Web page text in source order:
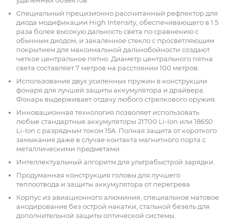
Специальный прецизионно рассчитанный рефлектор для
диода модификации High Intensity, обеспечивающего в 1.5
раза более высокую дальность света по сравнению с
обычным диодом, и закаленное стекло с просветляющим
покрытием для максимальной дальнобойности создают
четкое центральное пятно. Диаметр центрального пятна
света составляет 7 метров на расстоянии 100 метров.
Использование двух усиленных пружин в конструкции
фонаря для лучшей защиты аккумулятора и драйвера.
Фонарь выдерживает отдачу любого стрелкового оружия.
Инновационная технология позволяет использовать
любые стандартные аккумуляторы 21700 Li-Ion или 18650
Li-Ion с разрядным током 15A. Полная защита от короткого
замыкания даже в случае контакта магнитного порта с
металлическими предметами.
Интеллектуальный алгоритм для ультрабыстрой зарядки.
Продуманная конструкция головы для лучшего
теплоотвода и защиты аккумулятора от перегрева.
Корпус из авиационного алюминия, специальное матовое
анодирование без острой накатки, стальной безель для
дополнительной защиты оптической системы.